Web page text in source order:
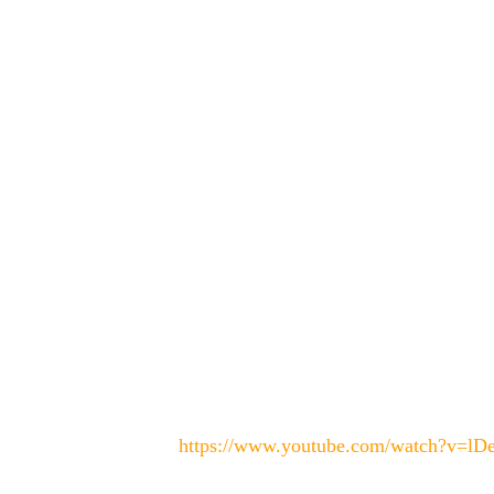
https://www.youtube.com/